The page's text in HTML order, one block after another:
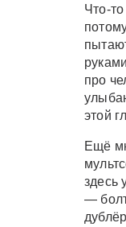
Что-
про
этой
Ещё
здесь
—